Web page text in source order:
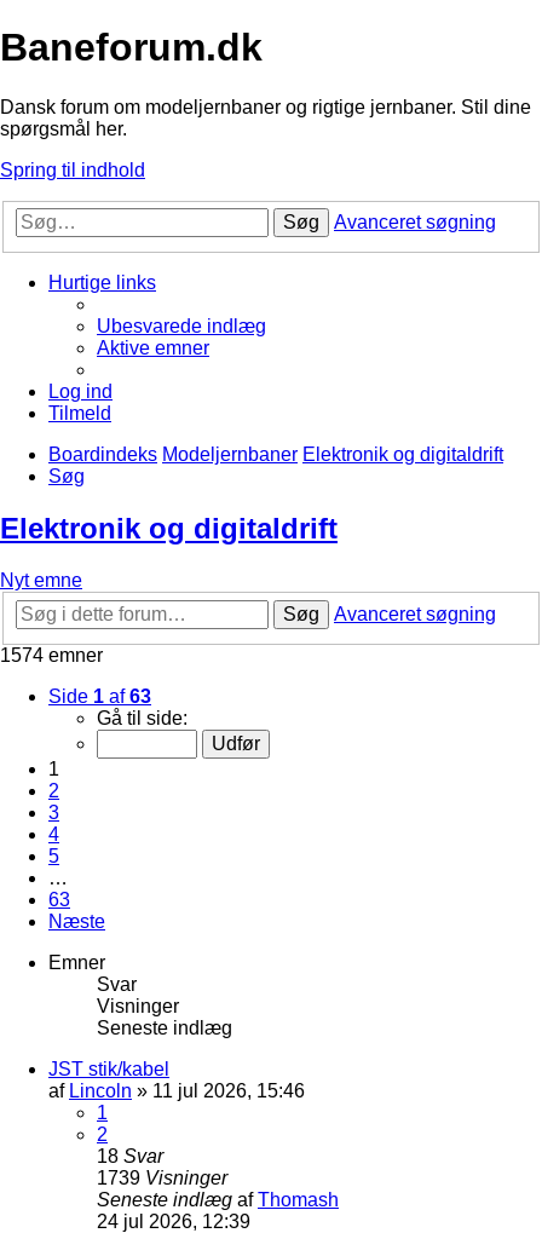
Baneforum.dk
Dansk forum om modeljernbaner og rigtige jernbaner. Stil dine
spørgsmål her.
Spring til indhold
Søg Avanceret søgning
Hurtige links
Ubesvarede indlæg
Aktive emner
Log ind
Tilmeld
Boardindeks Modeljernbaner Elektronik og digitaldrift
Søg
Elektronik og digitaldrift
Nyt emne
Søg
Avanceret søgning
1574 emner
Side 1 af63
Gå til side:
1
2
3
4
5
…
63
Næste
Emner
Svar
Visninger
Seneste indlæg
JST stik/kabel
af Lincoln » 11 jul 2026, 15:46
1
2
18 Svar
1739 Visninger
Seneste indlæg afThomash
24 jul 2026, 12:39